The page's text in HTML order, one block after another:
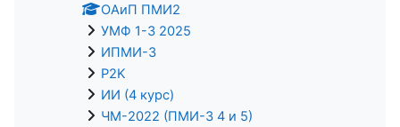
ОАиП ПМИ2
УМФ 1-3 2025
ИПМИ-3
P2K
ИИ (4 курс)
ЧМ-2022 (ПМИ-3 4 и 5)